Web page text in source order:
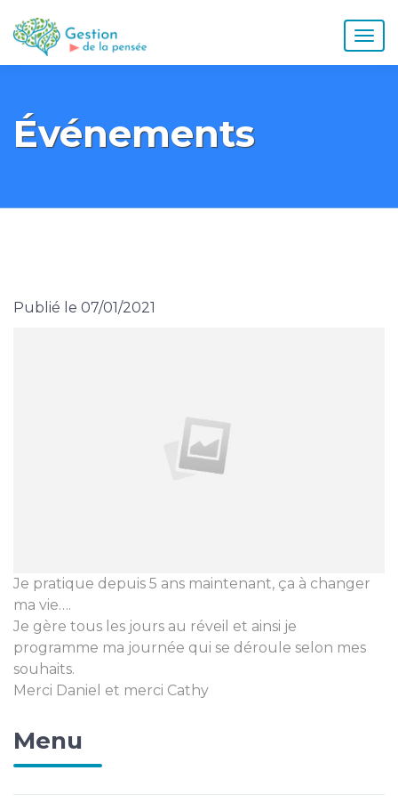
Événements
Publié le 07/01/2021
Je pratique depuis 5 ans maintenant, ça à changer
ma vie….
Je gère tous les jours au réveil et ainsi je
programme ma journée qui se déroule selon mes
souhaits.
Merci Daniel et merci Cathy
Menu